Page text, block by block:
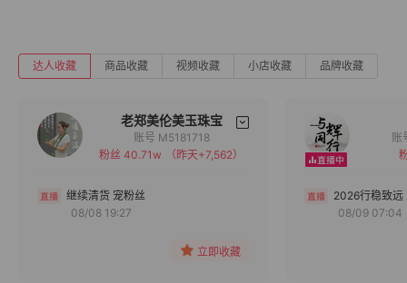
达人收藏 商品收藏 视频收藏 小店收藏 品牌收藏
老郑美伦美玉珠宝
备注
账号 M5181718
粉丝 40.71w
（昨天+7,562）
继续清货 宠粉丝
08/08 19:27
立即收藏
2026行稳致远
08/09 07:04